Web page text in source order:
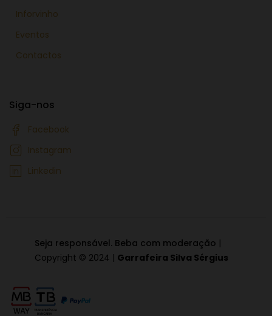
Inforvinho
Eventos
Contactos
Siga-nos
Facebook
Instagram
Linkedin
Seja responsável. Beba com moderação |
Copyright © 2024 | Garrafeira Silva Sérgius